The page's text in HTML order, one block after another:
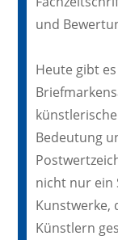
und
Heute gibt
Bedeutung
nicht nur ein
Kunstwerke,
Künstlern